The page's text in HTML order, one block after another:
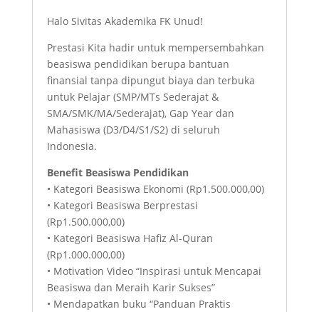
Halo Sivitas Akademika FK Unud!
Prestasi Kita hadir untuk mempersembahkan
beasiswa pendidikan berupa bantuan
finansial tanpa dipungut biaya dan terbuka
untuk Pelajar (SMP/MTs Sederajat &
SMA/SMK/MA/Sederajat), Gap Year dan
Mahasiswa (D3/D4/S1/S2) di seluruh
Indonesia.
Benefit Beasiswa Pendidikan
• Kategori Beasiswa Ekonomi (Rp1.500.000,00)
• Kategori Beasiswa Berprestasi
(Rp1.500.000,00)
• Kategori Beasiswa Hafiz Al-Quran
(Rp1.000.000,00)
• Motivation Video “Inspirasi untuk Mencapai
Beasiswa dan Meraih Karir Sukses”
• Mendapatkan buku “Panduan Praktis